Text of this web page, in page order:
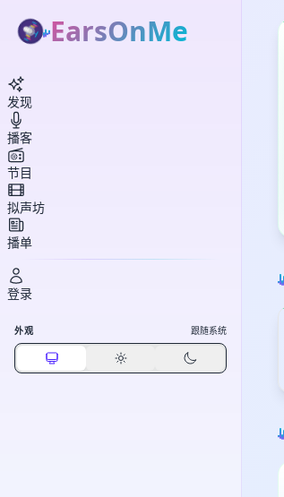
EarsOnMe
发现
播客
节目
拟声坊
播单
登录
外观 跟随系统